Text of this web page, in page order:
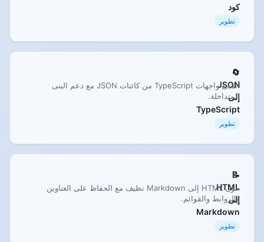
كود
تطوير
🔄
JSON
إلى
TypeScript
أنشئ واجهات TypeScript من كائنات JSON مع دعم البنى
المتداخلة.
تطوير
📝
HTML
إلى
Markdown
حوّل HTML إلى Markdown نظيف مع الحفاظ على العناوين
والروابط والقوائم.
تطوير